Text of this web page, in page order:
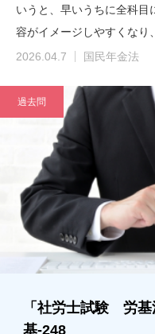
いうと、早いうちに全科目
容がイメージしやすくなり
2026.04.7
国民年金法
過去問
「社労士試験 労
基-248